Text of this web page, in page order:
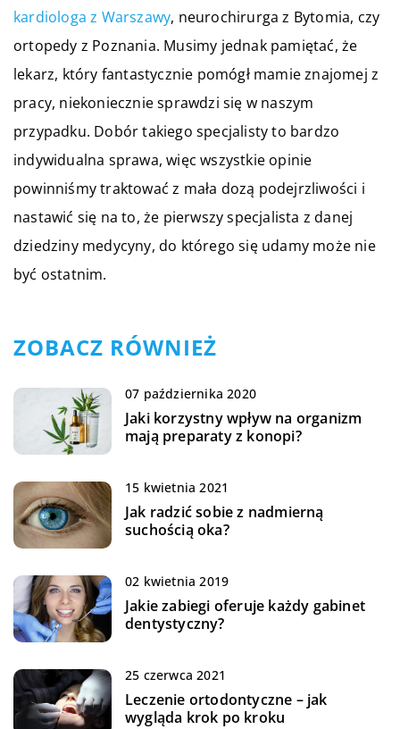
kardiologa z Warszawy, neurochirurga z Bytomia, czy
ortopedy z Poznania. Musimy jednak pamiętać, że
lekarz, który fantastycznie pomógł mamie znajomej z
pracy, niekoniecznie sprawdzi się w naszym
przypadku. Dobór takiego specjalisty to bardzo
indywidualna sprawa, więc wszystkie opinie
powinniśmy traktować z mała dozą podejrzliwości i
nastawić się na to, że pierwszy specjalista z danej
dziedziny medycyny, do którego się udamy może nie
być ostatnim.
ZOBACZ RÓWNIEŻ
07 października 2020
Jaki korzystny wpływ na organizm
mają preparaty z konopi?
15 kwietnia 2021
Jak radzić sobie z nadmierną
suchością oka?
02 kwietnia 2019
Jakie zabiegi oferuje każdy gabinet
dentystyczny?
25 czerwca 2021
Leczenie ortodontyczne – jak
wygląda krok po kroku